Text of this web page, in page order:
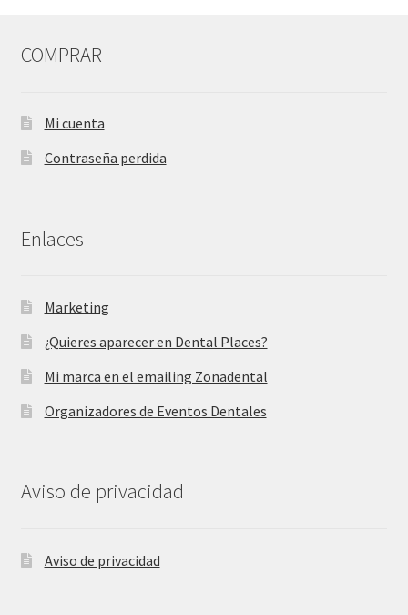
COMPRAR
Mi cuenta
Contraseña perdida
Enlaces
Marketing
¿Quieres aparecer en Dental Places?
Mi marca en el emailing Zonadental
Organizadores de Eventos Dentales
Aviso de privacidad
Aviso de privacidad